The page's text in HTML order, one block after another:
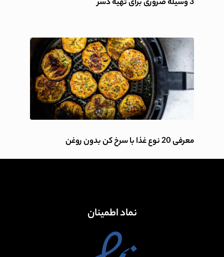
معرفی 20 نوع غذا با سرخ کن بدون روغن
نماد اطمینان